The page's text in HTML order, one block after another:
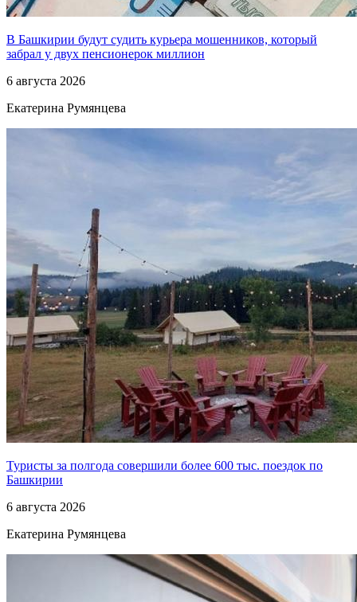
В Башкирии будут судить курьера мошенников, который
забрал у двух пенсионерок миллион
6 августа 2026
Екатерина Румянцева
Туристы за полгода совершили более 600 тыс. поездок по
Башкирии
6 августа 2026
Екатерина Румянцева